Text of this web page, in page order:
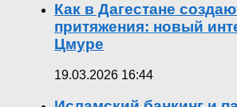
Как в Дагестане
притяжения: новый
Цмуре
19.03.2026 16:44